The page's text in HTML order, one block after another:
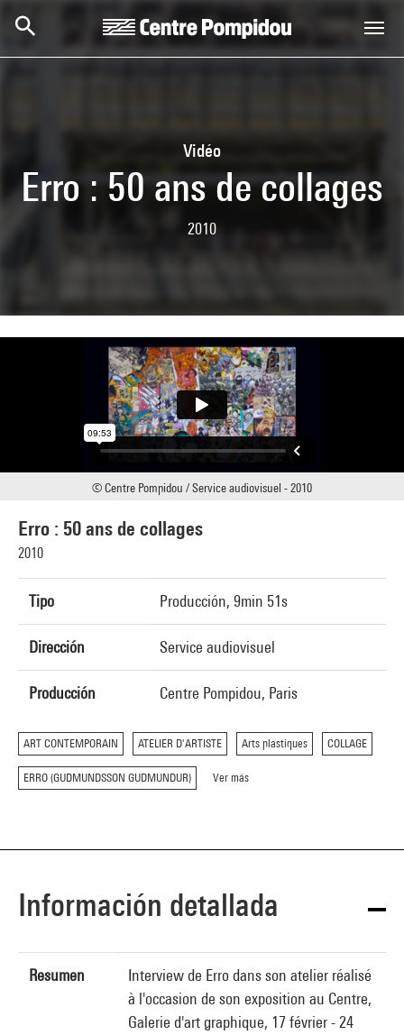
Vidéo
Erro : 50 ans de collages
2010
Erro : 50 ans de collages
2010
Tipo Producción, 9min 51s
Dirección Service audiovisuel
Producción Centre Pompidou, Paris
ART CONTEMPORAIN ATELIER D'ARTISTE Arts plastiques COLLAGE
ERRO (GUDMUNDSSON GUDMUNDUR) Ver más
© Centre Pompidou / Service audiovisuel - 2010
Información detallada
Resumen
Interview de Erro dans son atelier réalisé
à l'occasion de son exposition au Centre,
Galerie d'art graphique, 17 février - 24